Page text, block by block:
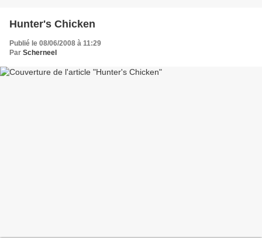
Hunter's Chicken
Publié le 08/06/2008 à 11:29
Par Scherneel